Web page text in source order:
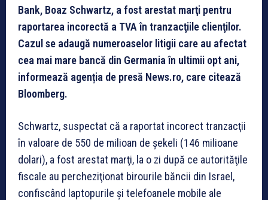
Bank, Boaz Schwartz, a fost arestat marţi pentru
raportarea incorectă a TVA în tranzacţiile clienţilor.
Cazul se adaugă numeroaselor litigii care au afectat
cea mai mare bancă din Germania în ultimii opt ani,
informează agenția de presă News.ro, care citează
Bloomberg.
Schwartz, suspectat că a raportat incorect tranzacţii
în valoare de 550 de milioan de şekeli (146 milioane
dolari), a fost arestat marţi, la o zi după ce autorităţile
fiscale au percheziţionat birourile băncii din Israel,
confiscând laptopurile şi telefoanele mobile ale